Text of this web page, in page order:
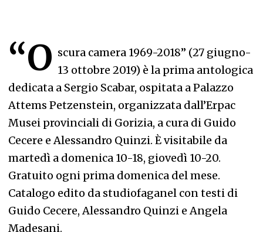
“O scura camera 1969-2018” (27 giugno-
13 ottobre 2019) è la prima antologica
dedicata a Sergio Scabar, ospitata a Palazzo
Attems Petzenstein, organizzata dall’Erpac
Musei provinciali di Gorizia, a cura di Guido
Cecere e Alessandro Quinzi. È visitabile da
martedì a domenica 10-18, giovedì 10-20.
Gratuito ogni prima domenica del mese.
Catalogo edito da studiofaganel con testi di
Guido Cecere, Alessandro Quinzi e Angela
Madesani.